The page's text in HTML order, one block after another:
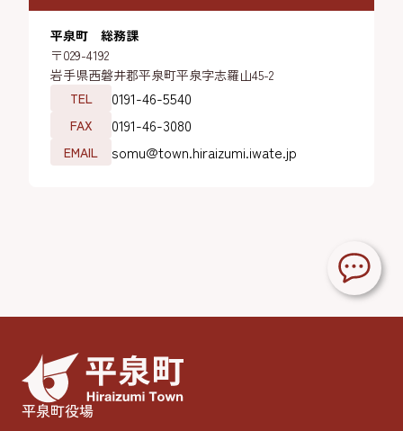
平泉町 総務課
〒029-4192
岩手県西磐井郡平泉町平泉字志羅山45-2
TEL
0191-46-5540
FAX 0191-46-3080
EMAIL somu@town.hiraizumi.iwate.jp
平泉町役場